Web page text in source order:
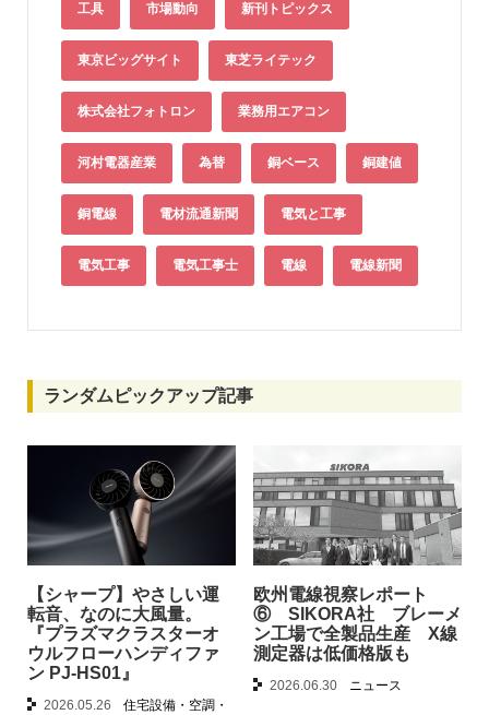
工具 市場動向 新刊トピックス
東京ビッグサイト 東芝ライテック
株式会社フォトロン 業務用エアコン
河村電器産業 為替 銅ベース 銅建値
銅電線 電材流通新聞 電気と工事
電気工事 電気工事士 電線 電線新聞
ランダムピックアップ記事
【シャープ】やさしい運
転音、なのに大風量。
『プラズマクラスターオ
ウルフローハンディファ
ン PJ-HS01』
2026.05.26
住宅設備・空調・
欧州電線視察レポート
⑥ SIKORA社 ブレーメ
ン工場で全製品生産 X線
測定器は低価格版も
2026.06.30 ニュース